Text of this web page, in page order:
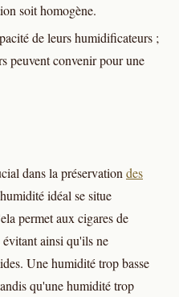
soit homogène.
de leurs humidificateurs ;
peuvent convenir pour une
dans la préservationdes
idéal se situe
permet aux cigares de
ainsi qu'ils ne
Une humidité trop basse
qu'une humidité trop